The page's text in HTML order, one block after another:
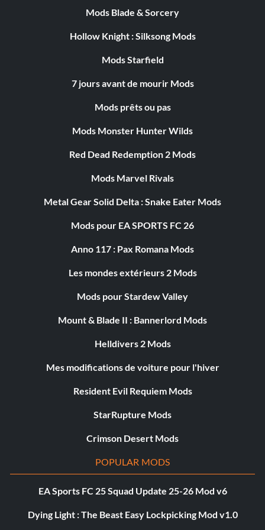
Mods Blade & Sorcery
Hollow Knight : Silksong Mods
Mods Starfield
7 jours avant de mourir Mods
Mods prêts ou pas
Mods Monster Hunter Wilds
Red Dead Redemption 2 Mods
Mods Marvel Rivals
Metal Gear Solid Delta : Snake Eater Mods
Mods pour EA SPORTS FC 26
Anno 117 : Pax Romana Mods
Les mondes extérieurs 2 Mods
Mods pour Stardew Valley
Mount & Blade II : Bannerlord Mods
Helldivers 2 Mods
Mes modifications de voiture pour l'hiver
Resident Evil Requiem Mods
StarRupture Mods
Crimson Desert Mods
POPULAR MODS
EA Sports FC 25 Squad Update 25-26 Mod v6
Dying Light : The Beast Easy Lockpicking Mod v1.0